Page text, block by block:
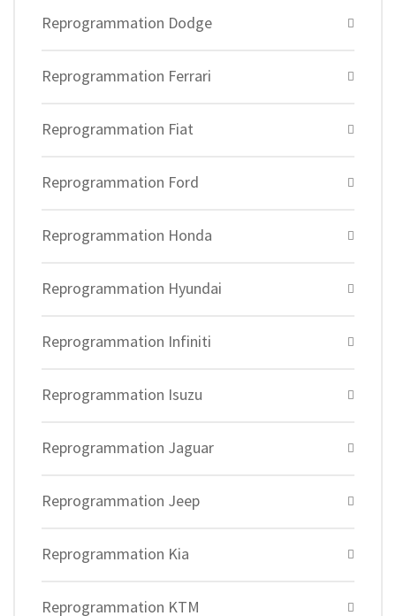
Reprogrammation Dodge
Reprogrammation Ferrari
Reprogrammation Fiat
Reprogrammation Ford
Reprogrammation Honda
Reprogrammation Hyundai
Reprogrammation Infiniti
Reprogrammation Isuzu
Reprogrammation Jaguar
Reprogrammation Jeep
Reprogrammation Kia
Reprogrammation KTM